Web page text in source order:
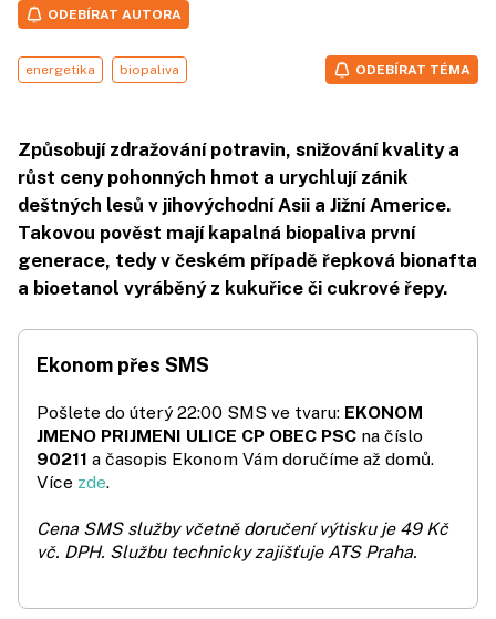
ODEBÍRAT AUTORA
energetika biopaliva ODEBÍRAT TÉMA
Způsobují zdražování potravin, snižování kvality a
růst ceny pohonných hmot a urychlují zánik
deštných lesů v jihovýchodní Asii a Jižní Americe.
Takovou pověst mají kapalná biopaliva první
generace, tedy v českém případě řepková bionafta
a bioetanol vyráběný z kukuřice či cukrové řepy.
Ekonom přes SMS
Pošlete do úterý 22:00 SMS ve tvaru: EKONOM
JMENO PRIJMENI ULICE CP OBEC PSC na číslo
90211 a časopis Ekonom Vám doručíme až domů.
Více zde.
Cena SMS služby včetně doručení výtisku je 49 Kč
vč. DPH. Službu technicky zajišťuje ATS Praha.